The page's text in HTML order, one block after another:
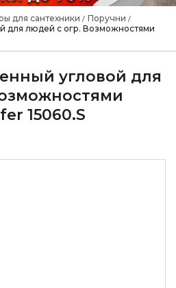
для сантехники / Поручни /
для людей с огр. Возможностями
угловой для
15060.S